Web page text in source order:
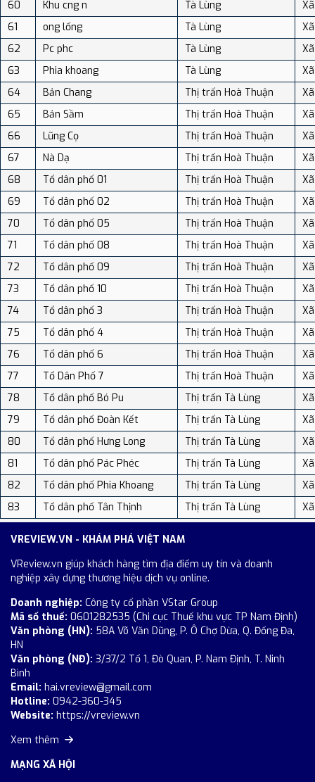
60
Khu cng n Tà Lùng
61
ong lống Tà Lùng
62
Pc phc Tà Lùng
63
Phia khoang Tà Lùng
64
Bản Chang Thị trấn Hoà Thuận
65
Bản Sầm Thị trấn Hoà Thuận
66
Lũng Cọ Thị trấn Hoà Thuận
67
Nà Dạ Thị trấn Hoà Thuận
68
Tổ dân phố 01 Thị trấn Hoà Thuận
69
Tổ dân phố 02 Thị trấn Hoà Thuận
70
Tổ dân phố 05 Thị trấn Hoà Thuận
71
Tổ dân phố 08 Thị trấn Hoà Thuận
72
Tổ dân phố 09 Thị trấn Hoà Thuận
73
Tổ dân phố 10 Thị trấn Hoà Thuận
74
Tổ dân phố 3 Thị trấn Hoà Thuận
75
Tổ dân phố 4 Thị trấn Hoà Thuận
76
Tổ dân phố 6 Thị trấn Hoà Thuận
77
Tổ Dân Phố 7 Thị trấn Hoà Thuận
78
Tổ dân phố Bó Pu Thị trấn Tà Lùng
79
Tổ dân phố Đoàn Kết Thị trấn Tà Lùng
80
Tổ dân phố Hưng Long Thị trấn Tà Lùng
81
Tổ dân phố Pác Phéc Thị trấn Tà Lùng
82
Tổ dân phố Phia Khoang Thị trấn Tà Lùng
83
Tổ dân phố Tân Thịnh Thị trấn Tà Lùng
VREVIEW.VN - KHÁM PHÁ VIỆT NAM
VReview.vn giúp khách hàng tìm địa điểm uy tín và doanh
nghiệp xây dựng thương hiệu dịch vụ online.
Doanh nghiệp: Công ty cổ phần VStar Group
Mã số thuế: 0601282535 (Chi cục Thuế khu vực TP Nam Định)
Văn phòng (HN): 58A Võ Văn Dũng, P. Ô Chợ Dừa, Q. Đống Đa,
HN
Văn phòng (NĐ): 3/37/2 Tổ 1, Đò Quan, P. Nam Định, T. Ninh
Bình
Email: hai.vreview@gmail.com
Hotline: 0942-360-345
Website: https://vreview.vn
Xem thêm
MẠNG XÃ HỘI